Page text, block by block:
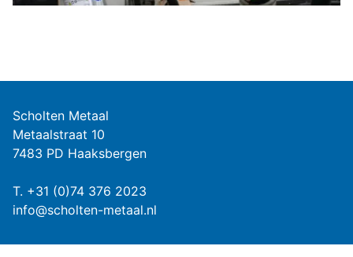
Scholten Metaal
Metaalstraat 10
7483 PD Haaksbergen
T. +31 (0)74 376 2023
info@scholten-metaal.nl